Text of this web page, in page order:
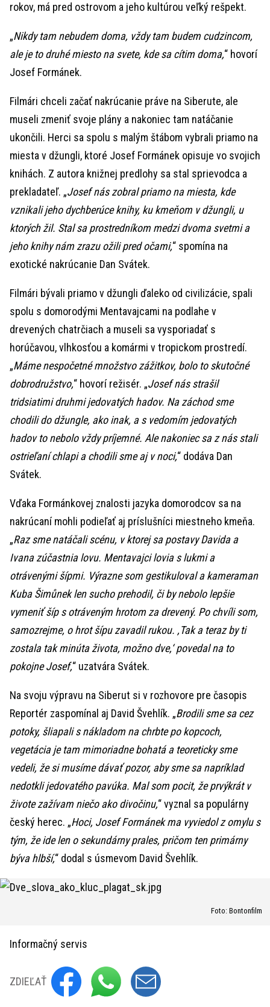
rokov, má pred ostrovom a jeho kultúrou veľký rešpekt.
„Nikdy tam nebudem doma, vždy tam budem cudzincom,
ale je to druhé miesto na svete, kde sa cítim doma,“ hovorí
Josef Formánek.
Filmári chceli začať nakrúcanie práve na Siberute, ale
museli zmeniť svoje plány a nakoniec tam natáčanie
ukončili. Herci sa spolu s malým štábom vybrali priamo na
miesta v džungli, ktoré Josef Formánek opisuje vo svojich
knihách. Z autora knižnej predlohy sa stal sprievodca a
prekladateľ. „Josef nás zobral priamo na miesta, kde
vznikali jeho dychberúce knihy, ku kmeňom v džungli, u
ktorých žil. Stal sa prostredníkom medzi dvoma svetmi a
jeho knihy nám zrazu ožili pred očami,“ spomína na
exotické nakrúcanie Dan Svátek.
Filmári bývali priamo v džungli ďaleko od civilizácie, spali
spolu s domorodými Mentavajcami na podlahe v
drevených chatrčiach a museli sa vysporiadať s
horúčavou, vlhkosťou a komármi v tropickom prostredí.
„Máme nespočetné množstvo zážitkov, bolo to skutočné
dobrodružstvo,“ hovorí režisér. „Josef nás strašil
tridsiatimi druhmi jedovatých hadov. Na záchod sme
chodili do džungle, ako inak, a s vedomím jedovatých
hadov to nebolo vždy príjemné. Ale nakoniec sa z nás stali
ostrieľaní chlapi a chodili sme aj v noci,“ dodáva Dan
Svátek.
Vďaka Formánkovej znalosti jazyka domorodcov sa na
nakrúcaní mohli podieľať aj príslušníci miestneho kmeňa.
„Raz sme natáčali scénu, v ktorej sa postavy Davida a
Ivana zúčastnia lovu. Mentavajci lovia s lukmi a
otrávenými šípmi. Výrazne som gestikuloval a kameraman
Kuba Šimůnek len sucho prehodil, či by nebolo lepšie
vymeniť šíp s otráveným hrotom za drevený. Po chvíli som,
samozrejme, o hrot šípu zavadil rukou. ,Tak a teraz by ti
zostala tak minúta života, možno dve,‘ povedal na to
pokojne Josef,“ uzatvára Svátek.
Na svoju výpravu na Siberut si v rozhovore pre časopis
Reportér zaspomínal aj David Švehlík. „Brodili sme sa cez
potoky, šliapali s nákladom na chrbte po kopcoch,
vegetácia je tam mimoriadne bohatá a teoreticky sme
vedeli, že si musíme dávať pozor, aby sme sa napríklad
nedotkli jedovatého pavúka. Mal som pocit, že prvýkrát v
živote zažívam niečo ako divočinu,“ vyznal sa populárny
český herec. „Hoci, Josef Formánek ma vyviedol z omylu s
tým, že ide len o sekundárny prales, pričom ten primárny
býva hlbší,“ dodal s úsmevom David Švehlík.
Foto: Bontonfilm
Informačný servis
ZDIEĽAŤ